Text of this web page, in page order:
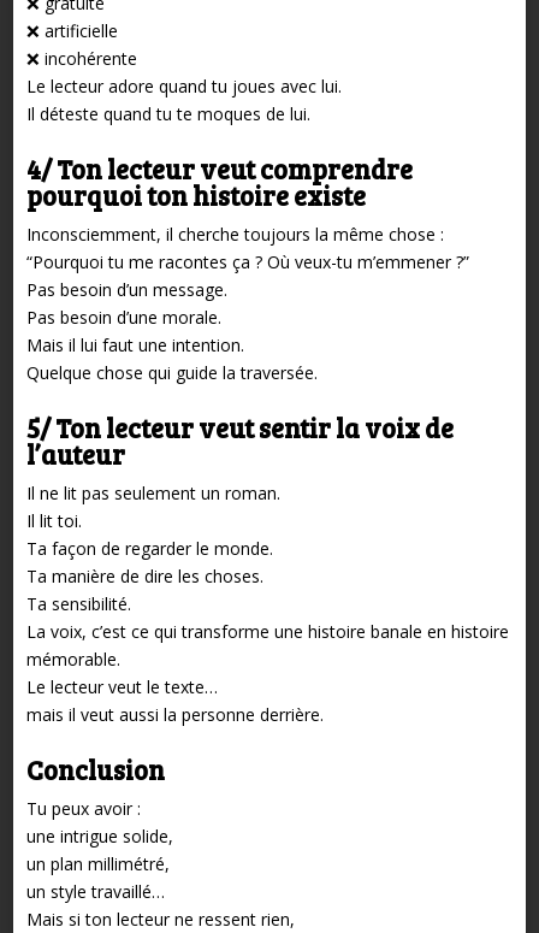
❌ artificielle
❌ incohérente
Le lecteur adore quand tu joues avec lui.
Il déteste quand tu te moques de lui.
4/ Ton lecteur veut comprendre
pourquoi ton histoire existe
Inconsciemment, il cherche toujours la même chose :
“Pourquoi tu me racontes ça ? Où veux-tu m’emmener ?”
Pas besoin d’un message.
Pas besoin d’une morale.
Mais il lui faut une intention.
Quelque chose qui guide la traversée.
5/ Ton lecteur veut sentir la voix de
l’auteur
Il ne lit pas seulement un roman.
Il lit toi.
Ta façon de regarder le monde.
Ta manière de dire les choses.
Ta sensibilité.
La voix, c’est ce qui transforme une histoire banale en histoire
mémorable.
Le lecteur veut le texte…
mais il veut aussi la personne derrière.
Conclusion
Tu peux avoir :
une intrigue solide,
un plan millimétré,
un style travaillé…
Mais si ton lecteur ne ressent rien,